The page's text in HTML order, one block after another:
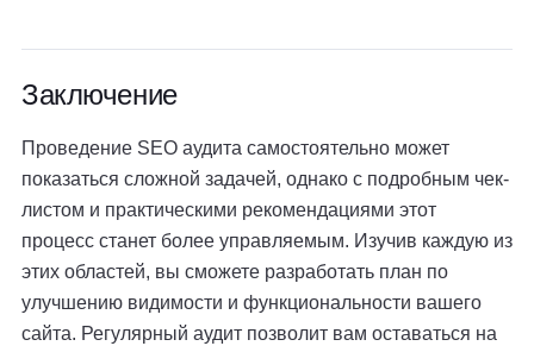
Заключение
Проведение SEO аудита самостоятельно может
показаться сложной задачей, однако с подробным чек-
листом и практическими рекомендациями этот
процесс станет более управляемым. Изучив каждую из
этих областей, вы сможете разработать план по
улучшению видимости и функциональности вашего
сайта. Регулярный аудит позволит вам оставаться на